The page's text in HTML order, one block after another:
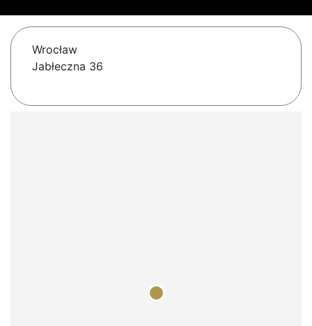
Wrocław
Jabłeczna 36